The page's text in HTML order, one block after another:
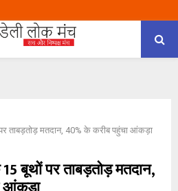
ताबड़तोड़ मतदान, 40% के करीब पहुंचा आंकड़ा
बूथों पर ताबड़तोड़ मतदान,